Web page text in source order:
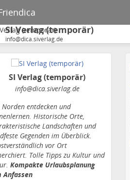
SI Verlag (temporär)
info@dica.siverlag.de
SI Verlag (temporär)
info@dica.siverlag.de
Norden entdecken und
Historische Orte,
Landschaften und
Gegenden im Überblick.
vor Ort
Tolle Tipps zu Kultur und
Kompakte Urlaubsplanung
Anfassen